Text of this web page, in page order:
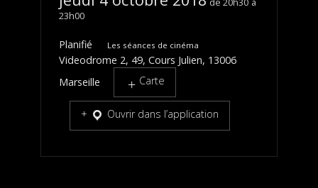
23h00
Planifié Les séances de cinéma
Videodrome 2, 49, Cours Julien, 13006
Marseille
Carte
Ouvrir dans l’application